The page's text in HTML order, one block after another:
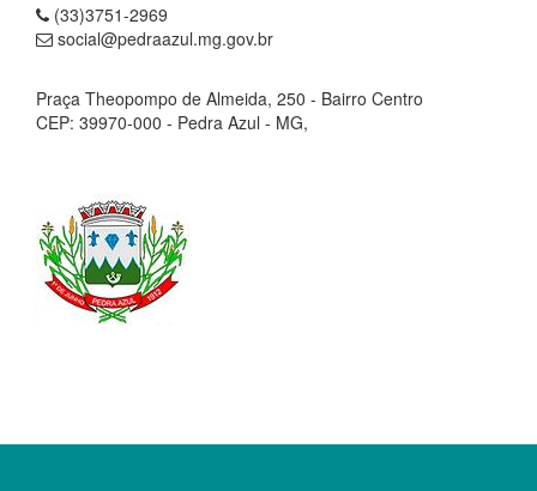
(33)3751-2969
social@pedraazul.mg.gov.br
Praça Theopompo de Almeida, 250 - Bairro Centro
CEP: 39970-000 - Pedra Azul - MG,